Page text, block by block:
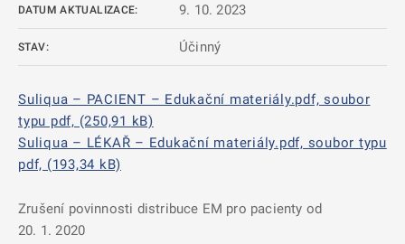
DATUM AKTUALIZACE: 9. 10. 2023
STAV: Účinný
Suliqua – PACIENT – Edukační materiály.pdf, soubor
typu pdf, (250,91 kB)
Suliqua – LÉKAŘ – Edukační materiály.pdf, soubor typu
pdf, (193,34 kB)
Zrušení povinnosti distribuce EM pro pacienty od
20. 1. 2020